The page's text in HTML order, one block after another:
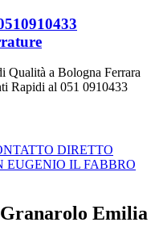
Qualità a Bologna Ferrara
Rapidi al 051 0910433
DIRETTO
EUGENIO IL FABBRO
Emilia